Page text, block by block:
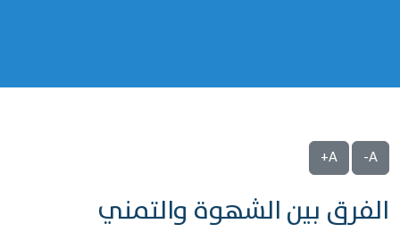
A-
A+
الفرق بين الشهوة والتمني